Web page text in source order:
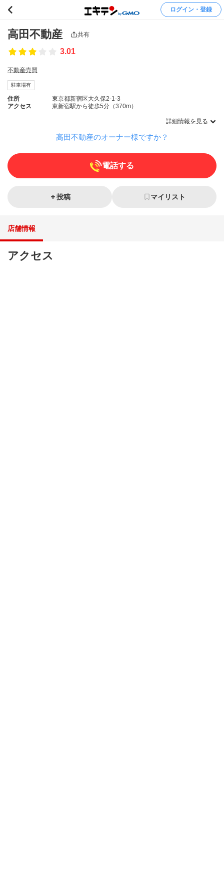
ログイン・登録
高田不動産 共有
3.01
不動産売買
駐車場有
住所
東京都新宿区大久保2-1-3
アクセス
東新宿駅から徒歩5分（370m）
詳細情報を見る
高田不動産のオーナー様ですか？
電話する
投稿 マイリスト
店舗情報
アクセス